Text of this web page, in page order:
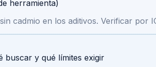
herramienta)
cadmio en los aditivos. Verificar por
buscar y qué límites exigir